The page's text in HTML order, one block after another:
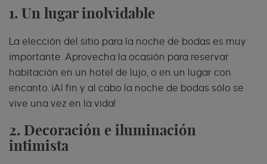
1. Un lugar inolvidable
La elección del sitio para la noche de bodas es muy
importante. Aprovecha la ocasión para reservar
habitación en un hotel de lujo, o en un lugar con
encanto. ¡Al fin y al cabo la noche de bodas sólo se
vive una vez en la vida!
2. Decoración e iluminación
intimista